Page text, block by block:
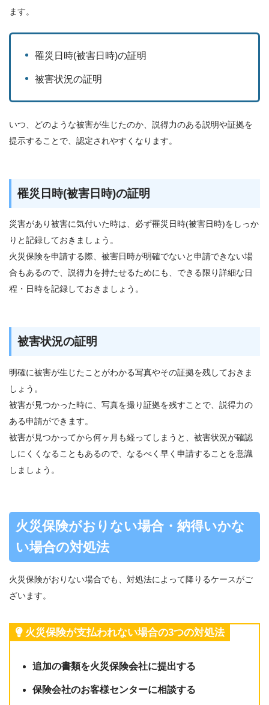
ます。
罹災日時(被害日時)の証明
被害状況の証明
いつ、どのような被害が生じたのか、説得力のある説明や証拠を
提示することで、認定されやすくなります。
罹災日時(被害日時)の証明
災害があり被害に気付いた時は、必ず罹災日時(被害日時)をしっか
りと記録しておきましょう。
火災保険を申請する際、被害日時が明確でないと申請できない場
合もあるので、説得力を持たせるためにも、できる限り詳細な日
程・日時を記録しておきましょう。
被害状況の証明
明確に被害が生じたことがわかる写真やその証拠を残しておきま
しょう。
被害が見つかった時に、写真を撮り証拠を残すことで、説得力の
ある申請ができます。
被害が見つかってから何ヶ月も経ってしまうと、被害状況が確認
しにくくなることもあるので、なるべく早く申請することを意識
しましょう。
火災保険がおりない場合・納得いかな
い場合の対処法
火災保険がおりない場合でも、対処法によって降りるケースがご
ざいます。
火災保険が支払われない場合の3つの対処法
追加の書類を火災保険会社に提出する
保険会社のお客様センターに相談する